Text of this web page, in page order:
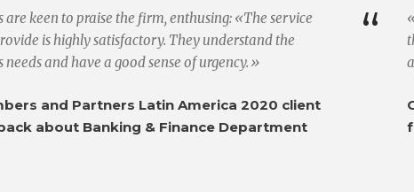
are keen to praise the firm, enthusing: «The service
is highly satisfactory. They understand the
needs and have a good sense of urgency.»
and Partners Latin America 2020 client
about Banking & Finance Department
“